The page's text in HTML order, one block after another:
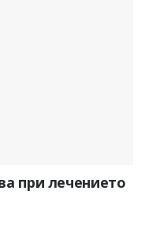
при лечението